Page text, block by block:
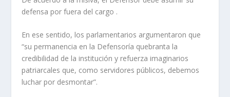
defensa por fuera del cargo .
En ese sentido, los parlamentarios argumentaron que
“su permanencia en la Defensoría quebranta la
credibilidad de la institución y refuerza imaginarios
patriarcales que, como servidores públicos, debemos
luchar por desmontar”.